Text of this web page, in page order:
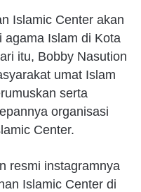
Islamic Center akan
agama Islam di Kota
itu, Bobby Nasution
umat Islam
serta
organisasi
Center.
resmi instagramnya
Islamic Center di